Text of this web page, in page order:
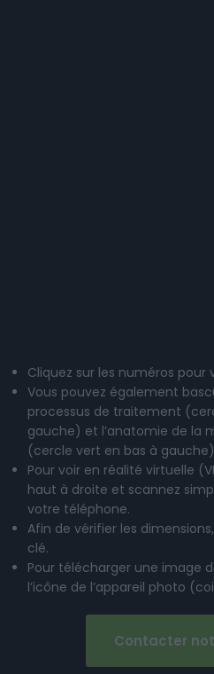
Cliquez sur les numéros pour
Vous pouvez également
processus de traitement
gauche) et l’anatomie de la
(cercle vert en bas à
Pour voir en réalité virtuelle
haut à droite et scannez
votre téléphone.
Afin de vérifier les
clé.
Pour télécharger une image
l’icône de l’appareil photo
Contacter